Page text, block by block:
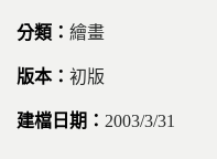
繪畫
初版
2003/3/31